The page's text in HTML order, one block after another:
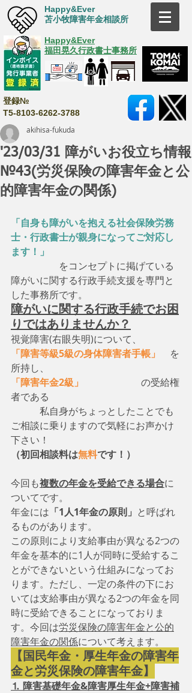
Happy&Ever
苫小牧障害年金相談所
Happy&Ever
福田晃久行政書士事務所
登録№
T5-8103-6262-3788
'23/03/31 障がいお役立ち情報
№43(労災保険の障害年金と公
的障害年金の関係)
akihisa-fukuda
「自身も障がいを抱える社会保険労務
士・行政書士が親身になってご対応し
ます！」
をコンセプトに掲げている
障がいに関する行政手続支援を専門と
した事務所です。
障がいに関する行政手続でお困
りではありませんか？
視覚障害(右眼失明)について、
「障害等級5級の身体障害者手帳」
を
所持し、
「障害年金2級」
の受給権
者である
私自身がちょっとしたことでも
ご相談に乗りますので気軽にお声かけ
下さい！
（初回相談料は無料です！）
今回も複数の年金を受給できる場合に
ついてです。
年金には 「1人1年金の原則」 と呼ばれ
るものがあります。
この原則により支給事由が異なる2つの
年金を基本的に1人が同時に受給するこ
とができないという仕組みになってお
ります。ただし、一定の条件の下にお
いては支給事由が異なる2つの年金を同
時に受給できることになっておりま
す。今回は労災保険の障害年金と公的
障害年金の関係について考えます。
【国民年金・厚生年金の障害年
金と労災保険の障害年金】
⒈ 障害基礎年金&障害厚生年金+障害補